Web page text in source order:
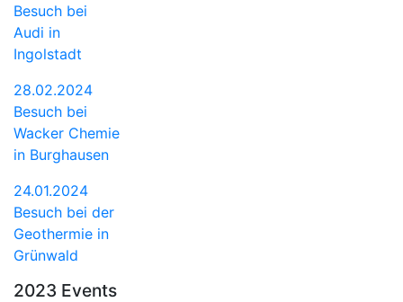
Besuch bei
Audi in
Ingolstadt
28.02.2024
Besuch bei
Wacker Chemie
in Burghausen
24.01.2024
Besuch bei der
Geothermie in
Grünwald
2023 Events